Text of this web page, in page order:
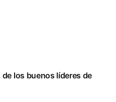
los buenos líderes de